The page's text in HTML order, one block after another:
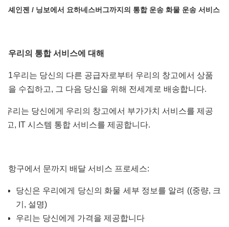
셰인젠 / 닝보에서 요하네스버그까지의 통합 운송 화물 운송 서비스
우리의 통합 서비스에 대해
1우리는 당신의 다른 공급자로부터 우리의 창고에서 상품
을 수집하고, 그 다음 당신을 위해 전세계로 배송합니다.
우리는 당신에게 우리의 창고에서 부가가치 서비스를 제공
고, IT 시스템 통합 서비스를 제공합니다.
항구에서 문까지 배달 서비스 프로세스:
당신은 우리에게 당신의 화물 세부 정보를 알려 ((중량, 크
기, 설명)
우리는 당신에게 가격을 제공합니다